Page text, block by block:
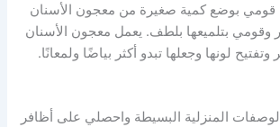
قومي بوضع كمية صغيرة من معجون الأسنان
وقومي بتلميعها بلطف. يعمل معجون الأسنان
لونها وجعلها تبدو أكثر بياضًا ولمعانًا.
المنزلية البسيطة واحصلي على أظافر